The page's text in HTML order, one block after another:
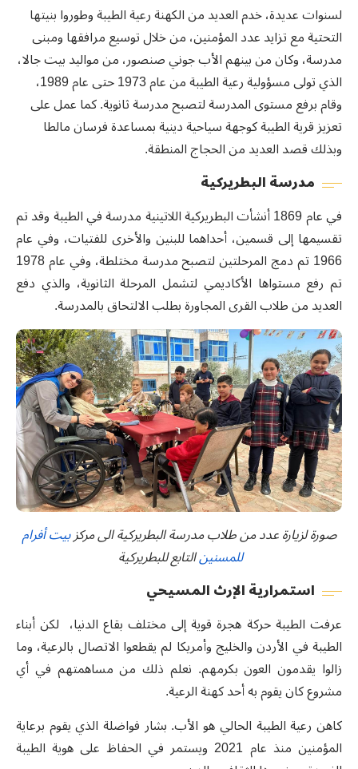
لسنوات عديدة، خدم العديد من الكهنة رعية الطيبة وطوروا بنيتها
التحتية مع تزايد عدد المؤمنين، من خلال توسيع مرافقها ومبنى
مدرسة، وكان من بينهم الأب جوني صنصور، من مواليد بيت جالا،
الذي تولى مسؤولية رعية الطيبة من عام 1973 حتى عام 1989،
وقام برفع مستوى المدرسة لتصبح مدرسة ثانوية. كما عمل على
تعزيز قرية الطيبة كوجهة سياحية دينية بمساعدة فرسان مالطا
وبذلك قصد العديد من الحجاج المنطقة.
مدرسة البطريركية
في عام 1869 أنشأت البطريركية اللاتينية مدرسة في الطيبة وقد تم
تقسيمها إلى قسمين، أحداهما للبنين والأخرى للفتيات، وفي عام
1966 تم دمج المرحلتين لتصبح مدرسة مختلطة، وفي عام 1978
تم رفع مستواها الأكاديمي لتشمل المرحلة الثانوية، والذي دفع
العديد من طلاب القرى المجاورة بطلب الالتحاق بالمدرسة.
صورة لزيارة عدد من طلاب مدرسة البطريركية الى مركزبيت أفرام
للمسنينالتابع للبطريركية
استمرارية الإرث المسيحي
عرفت الطيبة حركة هجرة قوية إلى مختلف بقاع الدنيا، لكن أبناء
الطيبة في الأردن والخليج وأمريكا لم يقطعوا الاتصال بالرعية، وما
زالوا يقدمون العون بكرمهم. نعلم ذلك من مساهمتهم في أي
مشروع كان يقوم به أحد كهنة الرعية.
كاهن رعية الطيبة الحالي هو الأب. بشار فواضلة الذي يقوم برعاية
المؤمنين منذ عام 2021 ويستمر في الحفاظ على هوية الطيبة